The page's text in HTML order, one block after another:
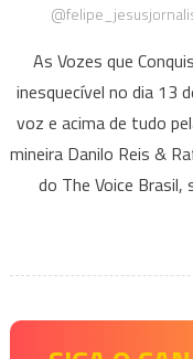
As Vozes que
inesquecível no dia 13
voz e acima de tudo
mineira Danilo Reis &
do The Voice Brasil,